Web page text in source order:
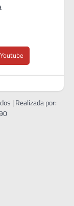
Youtube